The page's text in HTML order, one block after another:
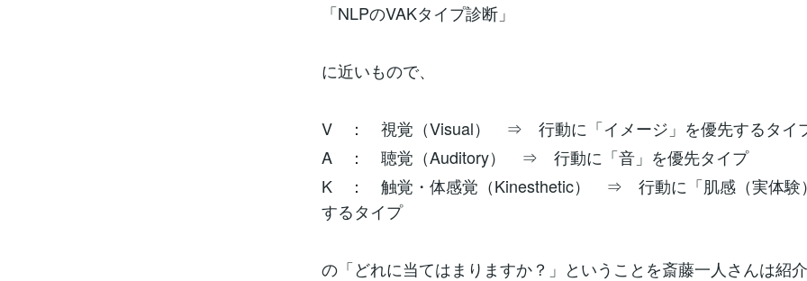
「NLPのVAKタイプ診断」
に近いもので、
V ： 視覚（Visual） ⇒ 行動に「イメージ」を優先するタイ
A ： 聴覚（Auditory） ⇒ 行動に「音」を優先タイプ
K ： 触覚・体感覚（Kinesthetic） ⇒ 行動に「肌感（実体験
するタイプ
の「どれに当てはまりますか？」ということを斎藤一人さんは紹